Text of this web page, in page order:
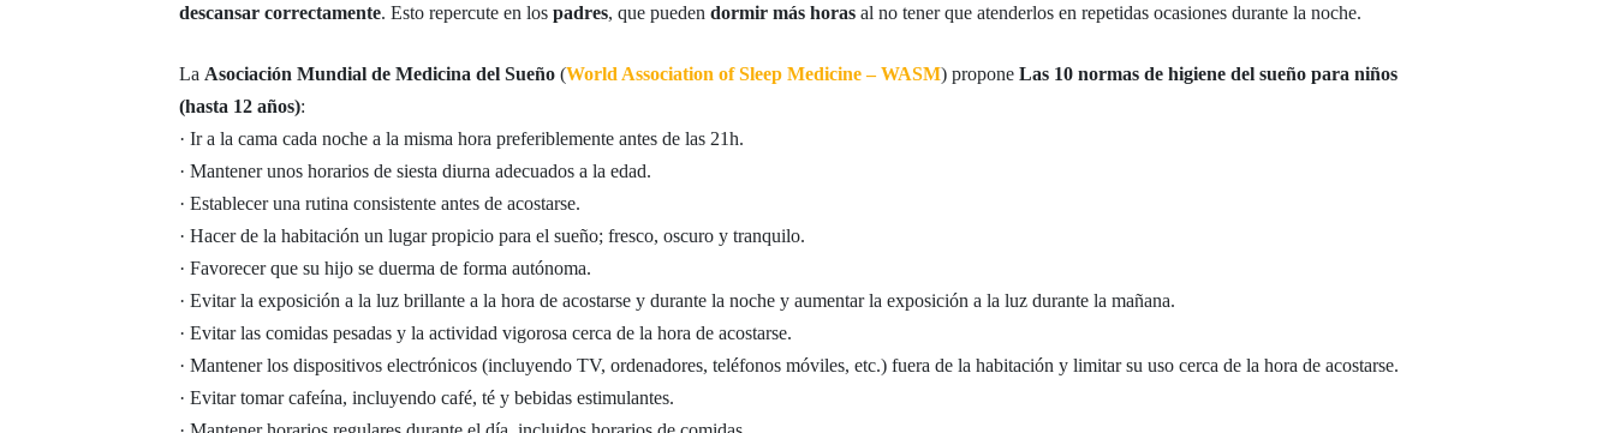
descansar correctamente. Esto repercute en lospadres, que puedendormir más horas al no tener que atenderlos en repetidas ocasiones durante la noche.
La Asociación Mundial de Medicina del Sueño (World Association of Sleep Medicine – WASM) propone Las 10 normas de higiene del sueño para niños
(hasta 12 años):
· Ir a la cama cada noche a la misma hora preferiblemente antes de las 21h.
· Mantener unos horarios de siesta diurna adecuados a la edad.
· Establecer una rutina consistente antes de acostarse.
· Hacer de la habitación un lugar propicio para el sueño; fresco, oscuro y tranquilo.
· Favorecer que su hijo se duerma de forma autónoma.
· Evitar la exposición a la luz brillante a la hora de acostarse y durante la noche y aumentar la exposición a la luz durante la mañana.
· Evitar las comidas pesadas y la actividad vigorosa cerca de la hora de acostarse.
· Mantener los dispositivos electrónicos (incluyendo TV, ordenadores, teléfonos móviles, etc.) fuera de la habitación y limitar su uso cerca de la hora de acostarse.
· Evitar tomar cafeína, incluyendo café, té y bebidas estimulantes.